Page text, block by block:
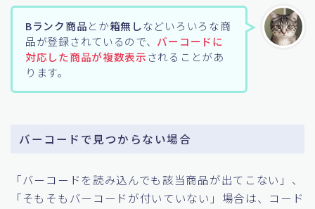
Bランク商品とか箱無しなどいろいろな商
品が登録されているので、 バーコードに
対応した商品が複数表示されることがあ
ります。
バーコードで見つからない場合
「バーコードを読み込んでも該当商品が出てこない」、
「そもそもバーコードが付いていない」場合は、コード